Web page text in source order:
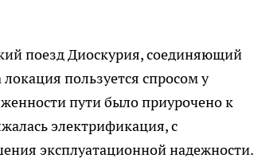
поезд Диоскурия, соединяющий
пользуется спросом у
пути было приурочено к
электрификация, с
эксплуатационной надежности.